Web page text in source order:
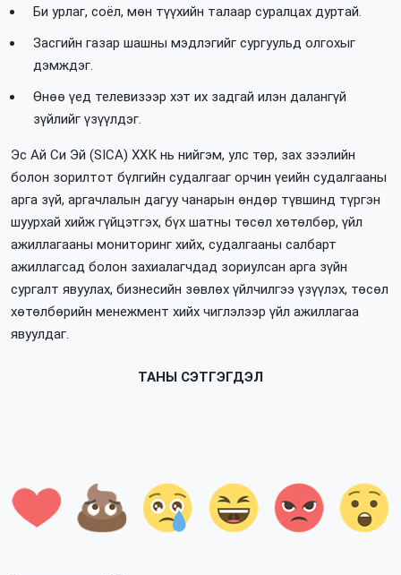
Би урлаг, соёл, мөн түүхийн талаар суралцах дуртай.
Засгийн газар шашны мэдлэгийг сургуульд олгохыг
дэмждэг.
Өнөө үед телевизээр хэт их задгай илэн далангүй
зүйлийг үзүүлдэг.
Эс Ай Си Эй (SICA) ХХК нь нийгэм, улс төр, зах зээлийн
болон зорилтот бүлгийн судалгааг орчин үеийн судалгааны
арга зүй, аргачлалын дагуу чанарын өндөр түвшинд түргэн
шуурхай хийж гүйцэтгэх, бүх шатны төсөл хөтөлбөр, үйл
ажиллагааны мониторинг хийх, судалгааны салбарт
ажиллагсад болон захиалагчдад зориулсан арга зүйн
сургалт явуулах, бизнесийн зөвлөх үйлчилгээ үзүүлэх, төсөл
хөтөлбөрийн менежмент хийх чиглэлээр үйл ажиллагаа
явуулдаг.
ТАНЫ СЭТГЭГДЭЛ